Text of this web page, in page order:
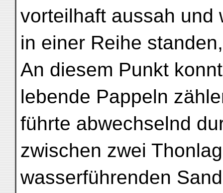
vorteilhaft aussah und
in einer Reihe
An diesem Punkt
lebende Pappeln
führte abwechselnd
zwischen zwei
wasserführenden